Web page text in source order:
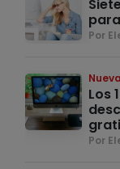
Por
Los
Por